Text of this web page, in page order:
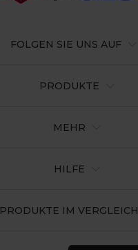
PRODUKTE
MEHR
HILFE
PRODUKTE IM VERGLEICH
FOLGEN SIE UNS AUF